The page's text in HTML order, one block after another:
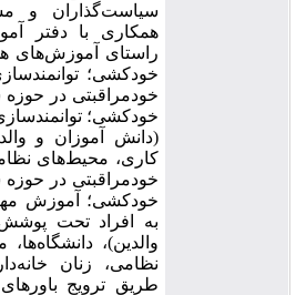
سیاست‌گذاران و
همکاری با دفتر
راستای آموزش‌های
خودکشی؛
خودمراقبتی در حوزه
خودکشی؛
(دانش آموزان و
کاری، محیطهای
خودمراقبتی در حوزه
خودکشی؛ آموزش
به افراد تحت
والدین)،
نظامی، زنان
طریق ترویج